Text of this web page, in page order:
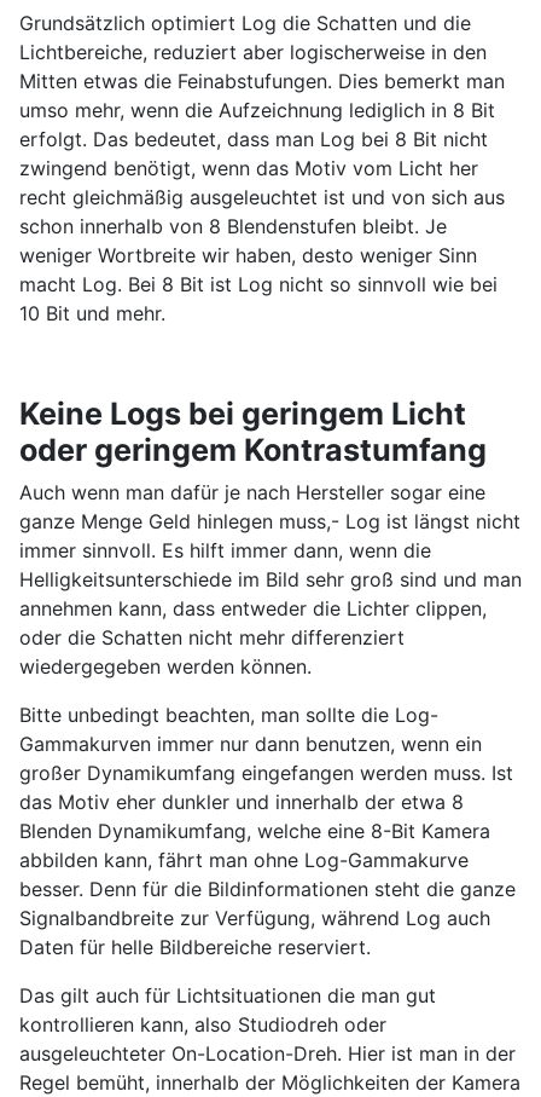
Grundsätzlich optimiert Log die Schatten und die
Lichtbereiche, reduziert aber logischerweise in den
Mitten etwas die Feinabstufungen. Dies bemerkt man
umso mehr, wenn die Aufzeichnung lediglich in 8 Bit
erfolgt. Das bedeutet, dass man Log bei 8 Bit nicht
zwingend benötigt, wenn das Motiv vom Licht her
recht gleichmäßig ausgeleuchtet ist und von sich aus
schon innerhalb von 8 Blendenstufen bleibt. Je
weniger Wortbreite wir haben, desto weniger Sinn
macht Log. Bei 8 Bit ist Log nicht so sinnvoll wie bei
10 Bit und mehr.
Keine Logs bei geringem Licht
oder geringem Kontrastumfang
Auch wenn man dafür je nach Hersteller sogar eine
ganze Menge Geld hinlegen muss,- Log ist längst nicht
immer sinnvoll. Es hilft immer dann, wenn die
Helligkeitsunterschiede im Bild sehr groß sind und man
annehmen kann, dass entweder die Lichter clippen,
oder die Schatten nicht mehr differenziert
wiedergegeben werden können.
Bitte unbedingt beachten, man sollte die Log-
Gammakurven immer nur dann benutzen, wenn ein
großer Dynamikumfang eingefangen werden muss. Ist
das Motiv eher dunkler und innerhalb der etwa 8
Blenden Dynamikumfang, welche eine 8-Bit Kamera
abbilden kann, fährt man ohne Log-Gammakurve
besser. Denn für die Bildinformationen steht die ganze
Signalbandbreite zur Verfügung, während Log auch
Daten für helle Bildbereiche reserviert.
Das gilt auch für Lichtsituationen die man gut
kontrollieren kann, also Studiodreh oder
ausgeleuchteter On-Location-Dreh. Hier ist man in der
Regel bemüht, innerhalb der Möglichkeiten der Kamera